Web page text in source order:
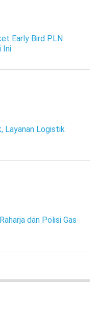
Early Bird PLN
Ini
Layanan Logistik
dan Polisi Gas